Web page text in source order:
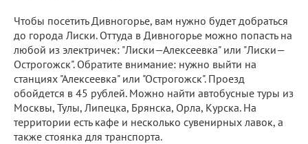
Чтобы посетить Дивногорье, вам нужно будет добраться
до города Лиски. Оттуда в Дивногорье можно попасть на
любой из электричек: "Лиски—Алексеевка" или "Лиски—
Острогожск". Обратите внимание: нужно выйти на
станциях "Алексеевка" или "Острогожск". Проезд
обойдется в 45 рублей. Можно найти автобусные туры из
Москвы, Тулы, Липецка, Брянска, Орла, Курска. На
территории есть кафе и несколько сувенирных лавок, а
также стоянка для транспорта.